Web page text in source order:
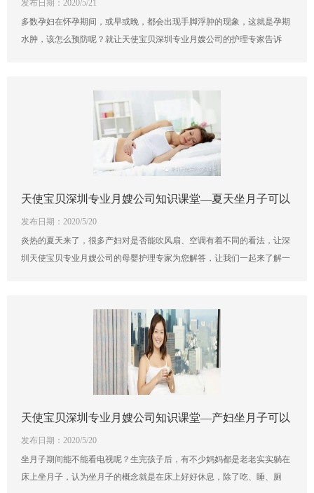
发布日期：2020/5/21
多数孕妇在怀孕期间，或早或晚，都会出现手脚浮肿的现象，这就是孕期
水肿，该怎么预防呢？就让天使宝贝深圳专业月嫂公司的护理专家告诉
天使宝贝深圳专业月嫂公司知识课堂—夏天坐月子可以
吹空调吗？
发布日期：2020/5/20
炎热的夏天来了，很多产妇对是否能吹风扇、空调有着不同的看法，让深
圳天使宝贝专业月嫂公司的母婴护理专家为您解答，让我们一起来了解一
天使宝贝深圳专业月嫂公司知识课堂—产妇坐月子可以
看电视吗？
发布日期：2020/5/20
坐月子期间能不能看电视呢？生完孩子后，有不少妈妈都是老老实实躺在
床上坐月子，认为坐月子的概念就是在床上好好休息，除了吃、睡、厕